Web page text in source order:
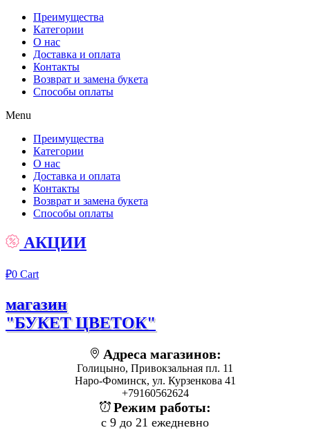
Преимущества
Категории
О нас
Доставка и оплата
Контакты
Возврат и замена букета
Способы оплаты
Menu
Преимущества
Категории
О нас
Доставка и оплата
Контакты
Возврат и замена букета
Способы оплаты
АКЦИИ
₽0 Cart
магазин
"БУКЕТ ЦВЕТОК"
Адреса магазинов:
Голицыно, Привокзальная пл. 11
Наро-Фоминск, ул. Курзенкова 41
+79160562624
Режим работы:
с 9 до 21 ежедневно